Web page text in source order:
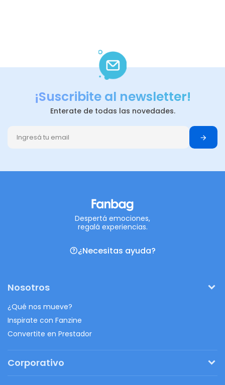
¡Suscribite al newsletter!
Enterate de todas las novedades.
Despertá emociones,
regalá experiencias.
¿Necesitas ayuda?
Nosotros
¿Qué nos mueve?
Inspirate con Fanzine
Convertite en Prestador
Corporativo